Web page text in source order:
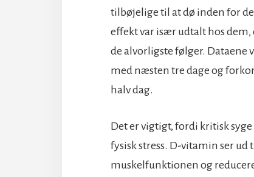
tilbøjelige til at dø inden for
effekt var især udtalt hos dem,
de alvorligste følger. Dataene
med næsten tre dage og
halv dag.
Det er vigtigt, fordi kritisk
fysisk stress. D-vitamin ser
muskelfunktionen og